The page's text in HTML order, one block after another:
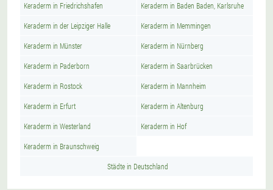
Keraderm in Friedrichshafen Keraderm in Baden Baden, Karlsruhe
Keraderm in der Leipziger Halle Keraderm in Memmingen
Keraderm in Münster Keraderm in Nürnberg
Keraderm in Paderborn Keraderm in Saarbrücken
Keraderm in Rostock Keraderm in Mannheim
Keraderm in Erfurt Keraderm in Altenburg
Keraderm in Westerland Keraderm in Hof
Keraderm in Braunschweig
Städte in Deutschland